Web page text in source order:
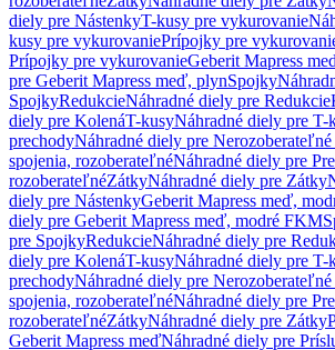
diely pre NástenkyT-kusy pre vykurovanie
kusy pre vykurovaniePrípojky pre
Prípojky pre vykurovanieGeberit Mapress
pre Geberit Mapress meď, plynSpojky
SpojkyRedukcieNáhradné diely pre Redukcie
diely pre KolenáT-kusyNáhradné diely pre T-
prechodyNáhradné diely pre
spojenia, rozoberateľnéNáhradné diely pre
rozoberateľnéZátkyNáhradné diely pre Zátky
diely pre NástenkyGeberit Mapress meď,
diely pre Geberit Mapress meď, modré FKM
pre SpojkyRedukcieNáhradné diely pre
diely pre KolenáT-kusyNáhradné diely pre T-
prechodyNáhradné diely pre
spojenia, rozoberateľnéNáhradné diely pre
rozoberateľnéZátkyNáhradné diely pre Zátky
Geberit Mapress meďNáhradné diely pre